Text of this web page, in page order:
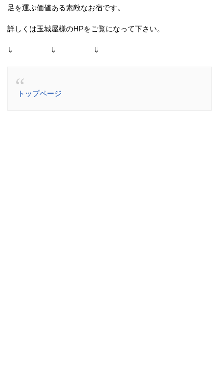
足を運ぶ価値ある素敵なお宿です。
詳しくは玉城屋様のHPをご覧になって下さい。
⇓ ⇓ ⇓
トップページ